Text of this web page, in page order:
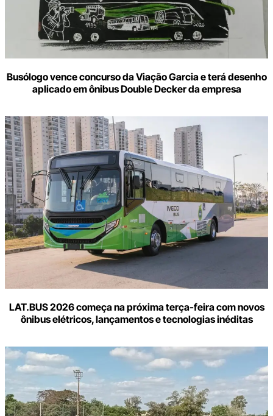
Busólogo vence concurso da Viação Garcia e terá desenho
aplicado em ônibus Double Decker da empresa
LAT.BUS 2026 começa na próxima terça-feira com novos
ônibus elétricos, lançamentos e tecnologias inéditas